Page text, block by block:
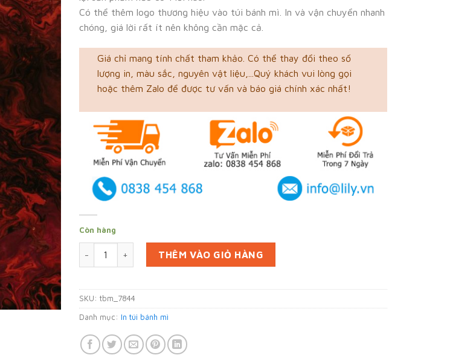
Có thể thêm logo thương hiệu vào túi bánh mì. In và vận chuyển nhanh
chóng, giá lời rất ít nên không cần mặc cả.
Giá chỉ mang tính chất tham khảo. Có thể thay đổi theo số
lượng in, màu sắc, nguyên vật liệu,...Quý khách vui lòng gọi
hoặc thêm Zalo để được tư vấn và báo giá chính xác nhất!
Còn hàng
In 70000 bao gói bánh mì tại Tiền Giang (mã tbm_7844) giấy MG nhiều mẫu đa dạng số
THÊM VÀO GIỎ HÀNG
SKU: tbm_7844
Danh mục: In túi bánh mì